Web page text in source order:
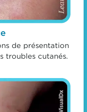
de présentation
troubles cutanés.